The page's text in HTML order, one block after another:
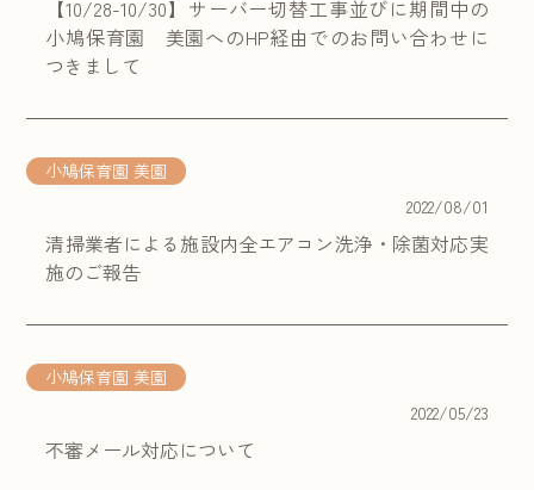
【10/28-10/30】サーバー切替工事並びに期間中の
小鳩保育園 美園へのHP経由でのお問い合わせに
つきまして
小鳩保育園 美園
2022/08/01
清掃業者による施設内全エアコン洗浄・除菌対応実
施のご報告
小鳩保育園 美園
2022/05/23
不審メール対応について